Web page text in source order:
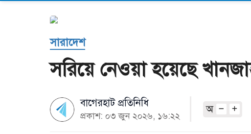
সারাদেশ
সরিয়ে নেওয়া হয়েছে
বাগেরহাট প্রতিনিধি
প্রকাশ: ০৩ জুন ২০২৬, ১৬:২২
অ